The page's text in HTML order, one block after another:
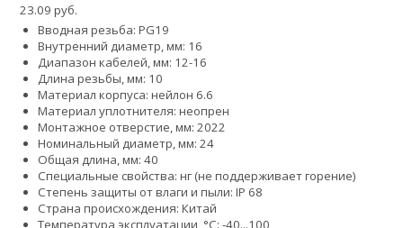
23.09 руб.
Вводная резьба: PG19
Внутренний диаметр, мм: 16
Диапазон кабелей, мм: 12-16
Длина резьбы, мм: 10
Материал корпуса: нейлон 6.6
Материал уплотнителя: неопрен
Монтажное отверстие, мм: 2022
Номинальный диаметр, мм: 24
Общая длина, мм: 40
Специальные свойства: нг (не поддерживает горение)
Степень защиты от влаги и пыли: IP 68
Страна происхождения: Китай
Температура эксплуатации, °С: -40...100